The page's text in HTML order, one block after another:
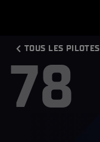
TOUS LES PILOTES
78